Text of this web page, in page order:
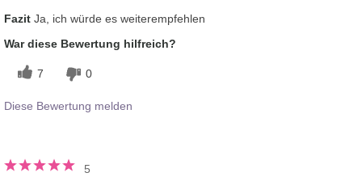
Fazit Ja, ich würde es weiterempfehlen
War diese Bewertung hilfreich?
7 0
Diese Bewertung melden
5